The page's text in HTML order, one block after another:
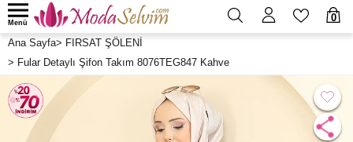
0
Menü
Ana Sayfa> FIRSAT ŞÖLENİ
> Fular Detaylı Şifon Takım 8076TEG847 Kahve